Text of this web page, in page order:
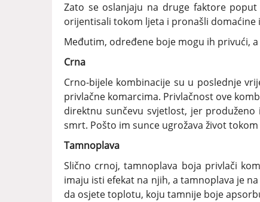
Zato se oslanjaju na druge faktore
orijentisali tokom ljeta i pronašli domaćine
Međutim, određene boje mogu ih privući,
Crna
Crno-bijele kombinacije su u poslednje
privlačne komarcima. Privlačnost ove
direktnu sunčevu svjetlost, jer
smrt. Pošto im sunce ugrožava život
Tamnoplava
Slično crnoj, tamnoplava boja privlači
imaju isti efekat na njih, a tamnoplava je
da osjete toplotu, koju tamnije boje